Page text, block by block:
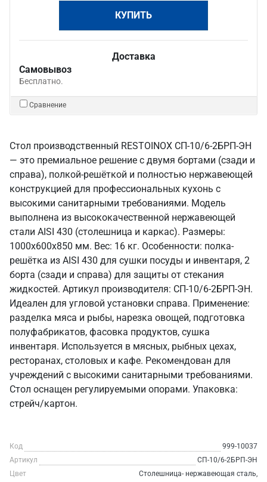
КУПИТЬ
Доставка
Самовывоз
Бесплатно.
Сравнение
Стол производственный RESTOINOX СП-10/6-2БРП-ЭН
— это премиальное решение с двумя бортами (сзади и
справа), полкой-решёткой и полностью нержавеющей
конструкцией для профессиональных кухонь с
высокими санитарными требованиями. Модель
выполнена из высококачественной нержавеющей
стали AISI 430 (столешница и каркас). Размеры:
1000x600x850 мм. Вес: 16 кг. Особенности: полка-
решётка из AISI 430 для сушки посуды и инвентаря, 2
борта (сзади и справа) для защиты от стекания
жидкостей. Артикул производителя: СП-10/6-2БРП-ЭН.
Идеален для угловой установки справа. Применение:
разделка мяса и рыбы, нарезка овощей, подготовка
полуфабрикатов, фасовка продуктов, сушка
инвентаря. Используется в мясных, рыбных цехах,
ресторанах, столовых и кафе. Рекомендован для
учреждений с высокими санитарными требованиями.
Стол оснащен регулируемыми опорами. Упаковка:
стрейч/картон.
Код
999-10037
Артикул
СП-10/6-2БРП-ЭН
Цвет
Столешница- нержавеющая сталь,